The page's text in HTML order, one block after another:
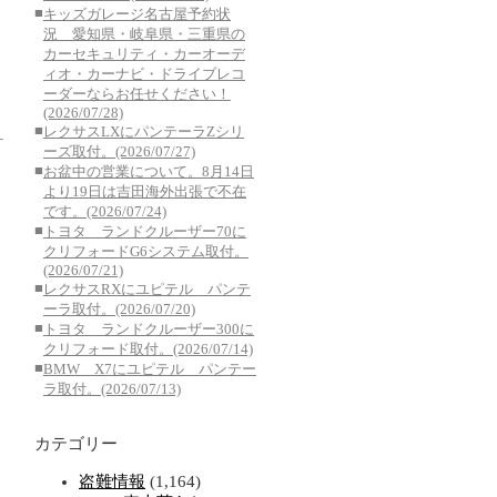
■キッズガレージ名古屋予約状
況 愛知県・岐阜県・三重県の
カーセキュリティ・カーオーデ
ィオ・カーナビ・ドライブレコ
ーダーならお任せください！
(2026/07/28)
■ レクサスLXにパンテーラZシリ
ーズ取付。(2026/07/27)
■お盆中の営業について。8月14日
より19日は吉田海外出張で不在
です。(2026/07/24)
■ トヨタ ランドクルーザー70に
クリフォードG6システム取付。
(2026/07/21)
■ レクサスRXにユピテル パンテ
ーラ取付。(2026/07/20)
■ トヨタ ランドクルーザー300に
クリフォード取付。(2026/07/14)
■BMW X7にユピテル パンテー
ラ取付。(2026/07/13)
カテゴリー
盗難情報 (1,164)